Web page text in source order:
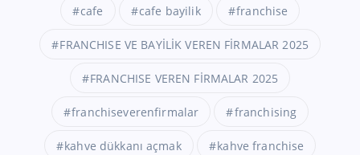
cafe cafe bayilik franchise
FRANCHISE VE BAYİLİK VEREN FİRMALAR 2025
FRANCHISE VEREN FİRMALAR 2025
franchiseverenfirmalar franchising
kahve dükkanı açmak kahve franchise